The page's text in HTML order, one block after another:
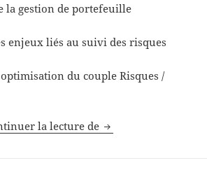
la gestion de portefeuille
enjeux liés au suivi des risques
du couple Risques /
la lecture de Formation Finance